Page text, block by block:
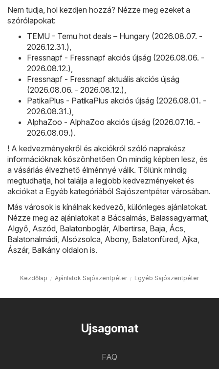
Nem tudja, hol kezdjen hozzá? Nézze meg ezeket a
szórólapokat:
TEMU - Temu hot deals – Hungary (2026.08.07. -
2026.12.31.)
Fressnapf - Fressnapf akciós újság (2026.08.06. -
2026.08.12.)
Fressnapf - Fressnapf aktuális akciós újság
(2026.08.06. - 2026.08.12.)
PatikaPlus - PatikaPlus akciós újság (2026.08.01. -
2026.08.31.)
AlphaZoo - AlphaZoo akciós újság (2026.07.16. -
2026.08.09.).
! A kedvezményekről és akciókról szóló naprakész
információknak köszönhetően Ön mindig képben lesz, és
a vásárlás élvezhető élménnyé válik. Tőlünk mindig
megtudhatja, hol találja a legjobb kedvezményeket és
akciókat a Egyéb kategóriából Sajószentpéter városában.
Más városok is kínálnak kedvező, különleges ajánlatokat.
Nézze meg az ajánlatokat a Bácsalmás Balassagyarmat
Algyő Aszód Balatonboglár, Albertirsa Baja Ács
Balatonalmádi Alsózsolca Abony, Balatonfüred Ajka
Ászár, Balkány oldalon is.
Kezdőlap Ajánlatok Sajószentpéter Egyéb Sajószentpéter
Ujsagomat
FAQ